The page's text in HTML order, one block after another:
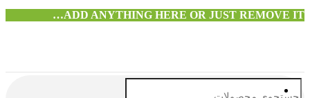
ADD ANYTHING HERE OR JUST REMOVE IT…